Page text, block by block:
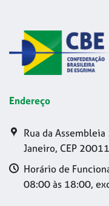
Endereço
Rua da
Janeiro, CEP
Horário de
08:00 às 18:00,